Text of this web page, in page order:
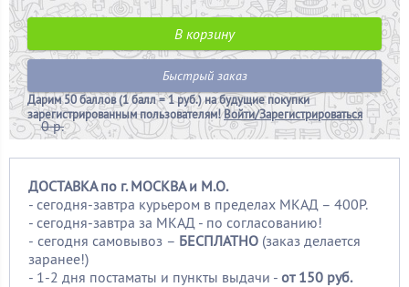
0 р.
В корзину
Быстрый заказ
Дарим50 баллов (1 балл = 1 руб.)на будущие покупки
зарегистрированным пользователям!Войти/Зарегистрироваться
ДОСТАВКА по г. МОСКВА и М.О.
- сегодня-завтра курьером в пределах МКАД – 400Р.
- сегодня-завтра за МКАД - по согласованию!
- сегодня самовывоз – БЕСПЛАТНО (заказ делается
заранее!)
- 1-2 дня постаматы и пункты выдачи - от 150 руб.